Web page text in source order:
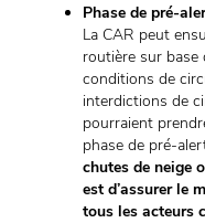
Phase de pré-
La CAR peut
routière sur base
conditions de
interdictions de
pourraient
phase de pré-
chutes de neige
est d’assurer le
tous les acteurs